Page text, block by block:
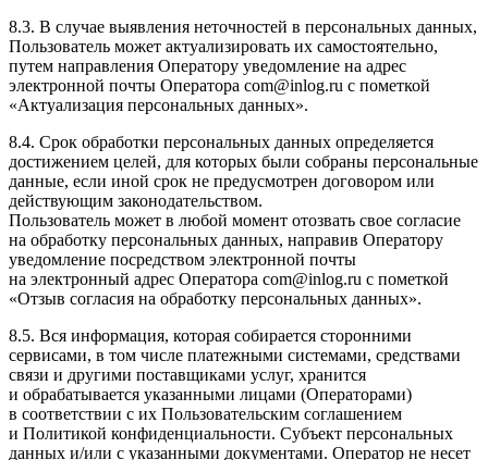
8.3. В случае выявления неточностей в персональных данных,
Пользователь может актуализировать их самостоятельно,
путем направления Оператору уведомление на адрес
электронной почты Оператора com@inlog.ru с пометкой
«Актуализация персональных данных».
8.4. Срок обработки персональных данных определяется
достижением целей, для которых были собраны персональные
данные, если иной срок не предусмотрен договором или
действующим законодательством.
Пользователь может в любой момент отозвать свое согласие
на обработку персональных данных, направив Оператору
уведомление посредством электронной почты
на электронный адрес Оператора com@inlog.ru с пометкой
«Отзыв согласия на обработку персональных данных».
8.5. Вся информация, которая собирается сторонними
сервисами, в том числе платежными системами, средствами
связи и другими поставщиками услуг, хранится
и обрабатывается указанными лицами (Операторами)
в соответствии с их Пользовательским соглашением
и Политикой конфиденциальности. Субъект персональных
данных и/или с указанными документами. Оператор не несет